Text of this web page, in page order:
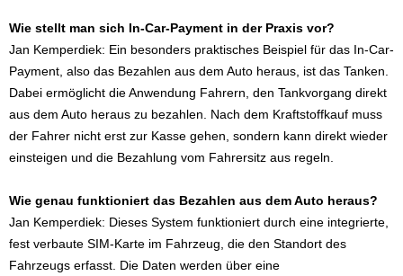
Wie stellt man sich In-Car-Payment in der Praxis vor?
Jan Kemperdiek: Ein besonders praktisches Beispiel für das In-Car-
Payment, also das Bezahlen aus dem Auto heraus, ist das Tanken.
Dabei ermöglicht die Anwendung Fahrern, den Tankvorgang direkt
aus dem Auto heraus zu bezahlen. Nach dem Kraftstoffkauf muss
der Fahrer nicht erst zur Kasse gehen, sondern kann direkt wieder
einsteigen und die Bezahlung vom Fahrersitz aus regeln.
Wie genau funktioniert das Bezahlen aus dem Auto heraus?
Jan Kemperdiek: Dieses System funktioniert durch eine integrierte,
fest verbaute SIM-Karte im Fahrzeug, die den Standort des
Fahrzeugs erfasst. Die Daten werden über eine